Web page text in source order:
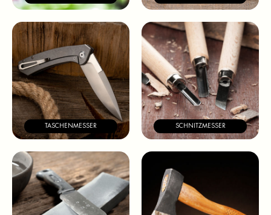
TASCHENMESSER SCHNITZMESSER